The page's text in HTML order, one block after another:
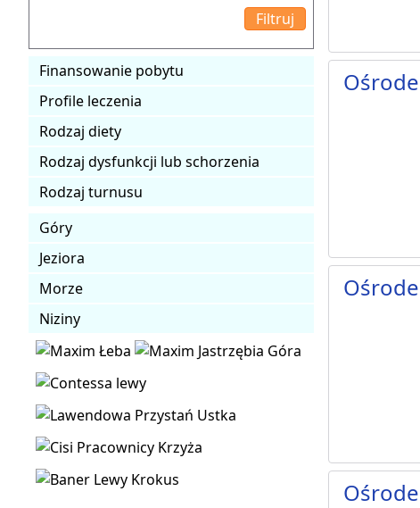
Finansowanie pobytu
Profile leczenia
Rodzaj diety
Rodzaj dysfunkcji lub schorzenia
Rodzaj turnusu
Góry
Jeziora
Morze
Niziny